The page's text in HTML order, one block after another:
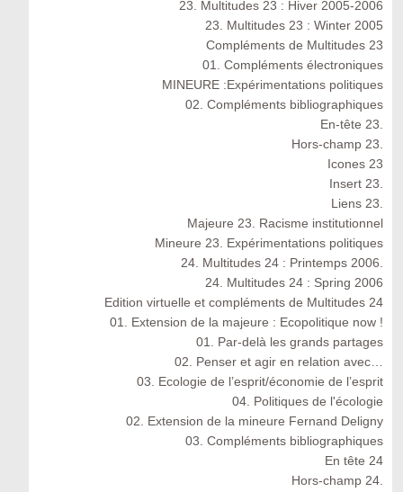
23. Multitudes 23 : Hiver 2005-2006
23. Multitudes 23 : Winter 2005
Compléments de Multitudes 23
01. Compléments électroniques
MINEURE :Expérimentations politiques
02. Compléments bibliographiques
En-tête 23.
Hors-champ 23.
Icones 23
Insert 23.
Liens 23.
Majeure 23. Racisme institutionnel
Mineure 23. Expérimentations politiques
24. Multitudes 24 : Printemps 2006.
24. Multitudes 24 : Spring 2006
Edition virtuelle et compléments de Multitudes 24
01. Extension de la majeure : Ecopolitique now !
01. Par-delà les grands partages
02. Penser et agir en relation avec…
03. Ecologie de l’esprit/économie de l’esprit
04. Politiques de l'écologie
02. Extension de la mineure Fernand Deligny
03. Compléments bibliographiques
En tête 24
Hors-champ 24.